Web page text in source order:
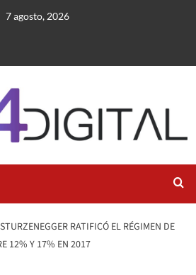
7 agosto, 2026
STURZENEGGER RATIFICÓ EL RÉGIMEN DE
12% Y 17% EN 2017